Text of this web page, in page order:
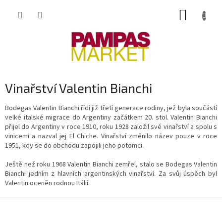
Vinařství Valentin Bianchi
Bodegas Valentin Bianchi řídí již třetí generace rodiny, jež byla součástí
velké italské migrace do Argentiny začátkem 20. stol. Valentin Bianchi
přijel do Argentiny v roce 1910, roku 1928 založil své vinařství a spolu s
vinicemi a nazval jej El Chiche. Vinařství změnilo název pouze v roce
1951, kdy se do obchodu zapojili jeho potomci.
Ještě než roku 1968 Valentin Bianchi zemřel, stalo se Bodegas Valentin
Bianchi jedním z hlavních argentinských vinařství. Za svůj úspěch byl
Valentin oceněn rodnou Itálií.